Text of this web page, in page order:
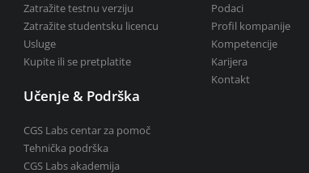
Zatražite testnu verziju
Zatražite studentsku licencu
Usluge
Kupite ili se pretplatite
Učenje & Podrška
CGS Labs centar za pomoč
Tehnička podrška
CGS Labs akademija
Podaci
Profil kompanije
Kompetencije
Karijera
Kontakt